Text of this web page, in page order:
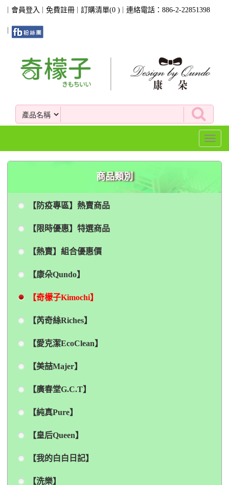
會員登入 免費註冊 訂購清單(0 ) 連絡電話：886-2-22851398
Toggle
商品類別
【防疫專區】熱賣商品
【限時優惠】特選商品
【熱賣】組合優惠價
【康朵Qundo】
【奇檬子Kimochi】
【芮奇絲Riches】
【愛克潔EcoClean】
【美喆Majer】
【廣春堂G.C.T】
【純真Pure】
【皇后Queen】
【我的白白日記】
【洗樂】